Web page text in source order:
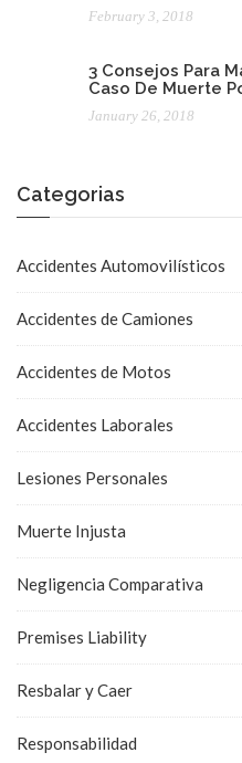
February 3, 2018
3 Consejos Para
Caso De Muerte
January 26, 2018
Categorias
Accidentes Automovilísticos
Accidentes de Camiones
Accidentes de Motos
Accidentes Laborales
Lesiones Personales
Muerte Injusta
Negligencia Comparativa
Premises Liability
Resbalar y Caer
Responsabilidad